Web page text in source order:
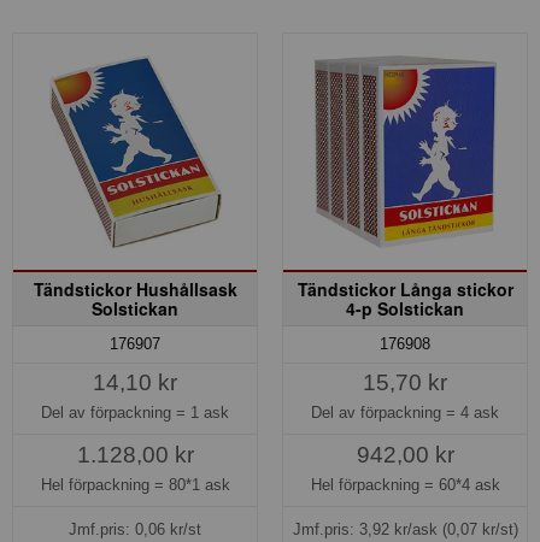
Tändstickor Hushållsask
Solstickan
176907
14,10 kr
Del av förpackning = 1 ask
1.128,00 kr
Hel förpackning = 80*1 ask
Jmf.pris: 0,06 kr/st
Tändstickor Långa stickor
4-p Solstickan
176908
15,70 kr
Del av förpackning = 4 ask
942,00 kr
Hel förpackning = 60*4 ask
Jmf.pris: 3,92kr/ask (0,07 kr/st)